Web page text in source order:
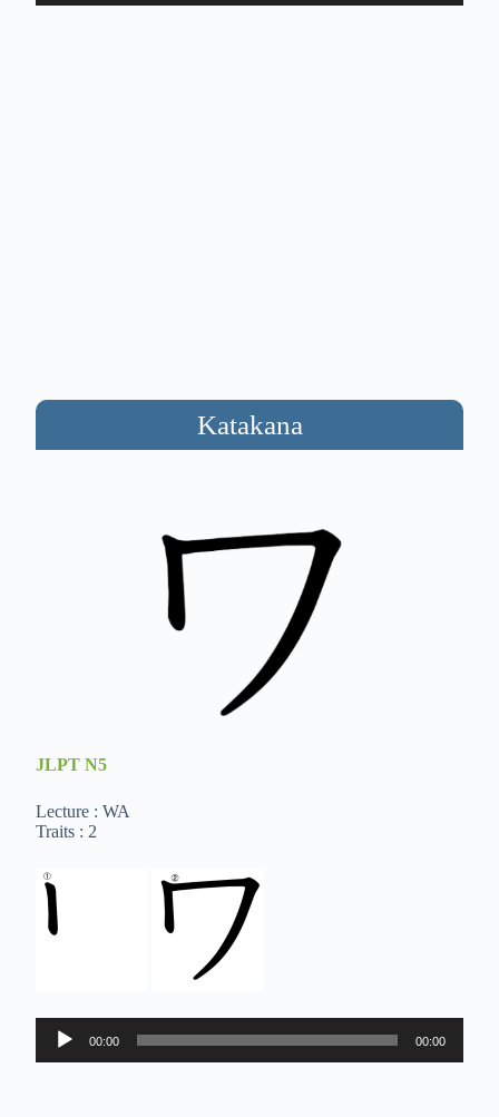
Katakana
JLPT N5
Lecture : WA
Traits : 2
Lecteur
audio
00:00 00:00